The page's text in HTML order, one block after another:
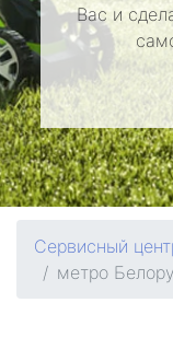
Вас и
Сервисный
метро